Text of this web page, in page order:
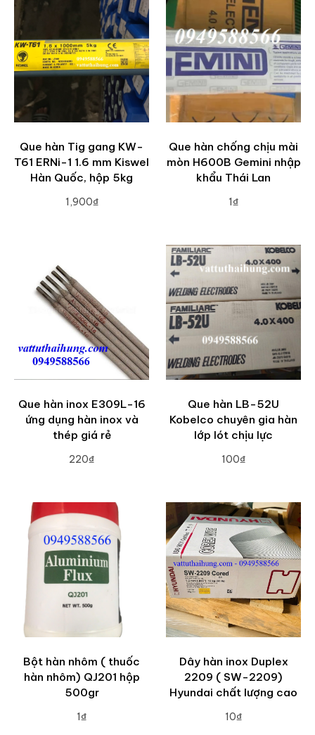
Que hàn Tig gang KW-
T61 ERNi-1 1.6 mm Kiswel
Hàn Quốc, hộp 5kg
1,900₫
Que hàn chống chịu mài
mòn H600B Gemini nhập
khẩu Thái Lan
1₫
Que hàn inox E309L-16
ứng dụng hàn inox và
thép giá rẻ
220₫
Que hàn LB-52U
Kobelco chuyên gia hàn
lớp lót chịu lực
100₫
Bột hàn nhôm ( thuốc
hàn nhôm) QJ201 hộp
500gr
1₫
Dây hàn inox Duplex
2209 ( SW-2209)
Hyundai chất lượng cao
10₫